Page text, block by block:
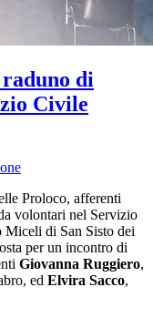
di
Civile
Proloco, afferenti
volontari nel Servizio
Miceli di San Sisto dei
per un incontro di
Giovanna Ruggiero,
ed Elvira Sacco,